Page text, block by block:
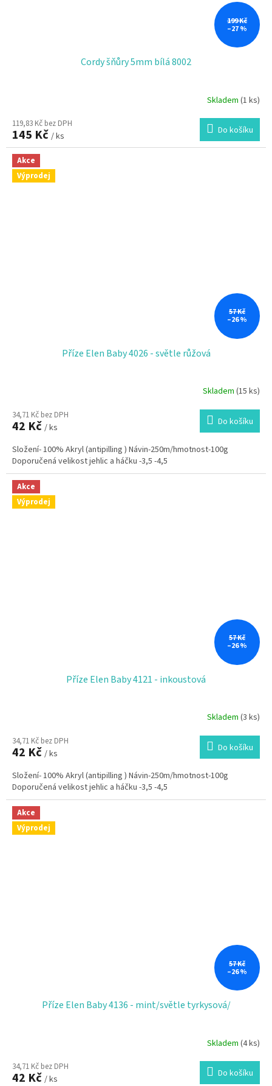
199 Kč
–27 %
Cordy šňůry 5mm bílá 8002
Skladem (1 ks)
119,83 Kč bez DPH
145 Kč / ks Do košíku
Akce
Výprodej
57 Kč
–26 %
Příze Elen Baby 4026 - světle růžová
Skladem (15 ks)
34,71 Kč bez DPH
42 Kč / ks Do košíku
Složení- 100% Akryl (antipilling ) Návin-250m/hmotnost-100g
Doporučená velikost jehlic a háčku -3,5 -4,5
Akce
Výprodej
57 Kč
–26 %
Příze Elen Baby 4121 - inkoustová
Skladem (3 ks)
34,71 Kč bez DPH
42 Kč / ks Do košíku
Složení- 100% Akryl (antipilling ) Návin-250m/hmotnost-100g
Doporučená velikost jehlic a háčku -3,5 -4,5
Akce
Výprodej
57 Kč
–26 %
Příze Elen Baby 4136 - mint/světle tyrkysová/
produktu
je
Skladem(4 ks)
34,71 Kč bez DPH
42 Kč / ks Do košíku